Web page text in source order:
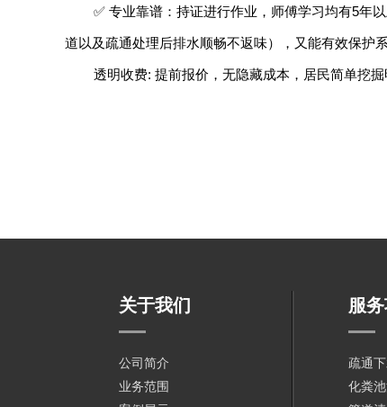
✅ 专业靠谱：持证进行作业，师傅学习均有5年
道以及疏通处理后排水顺畅不返味），又能有效保护
透明收费: 提前报价，无隐藏成本，居民简单挖
关于我们
公司简介
业务范围
服务
疏通
化粪